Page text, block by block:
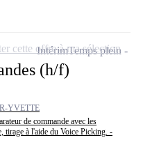
(h/f)
YVETTE
de commande avec les
tirage à l'aide du Voice Picking. -
IntérimTemps plein
cette offre à ma sélection